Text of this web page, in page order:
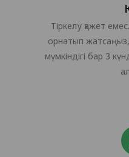
Тіркелу қажет
орнатып
мүмкіндігі бар 3